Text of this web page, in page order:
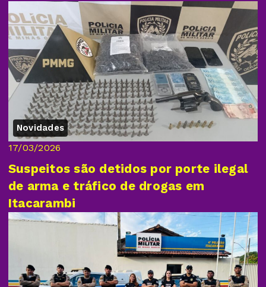
Novidades
17/03/2026
Suspeitos são detidos por porte ilegal
de arma e tráfico de drogas em
Itacarambi